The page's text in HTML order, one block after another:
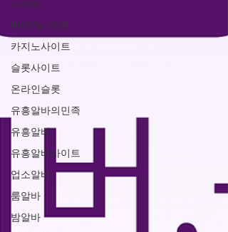
사이트
메이저사이트
카지노사이트
슬롯사이트
온라인슬롯
유흥알바의민족
유흥알바
유흥알바사이트
업소알바
룸알바
밤알바